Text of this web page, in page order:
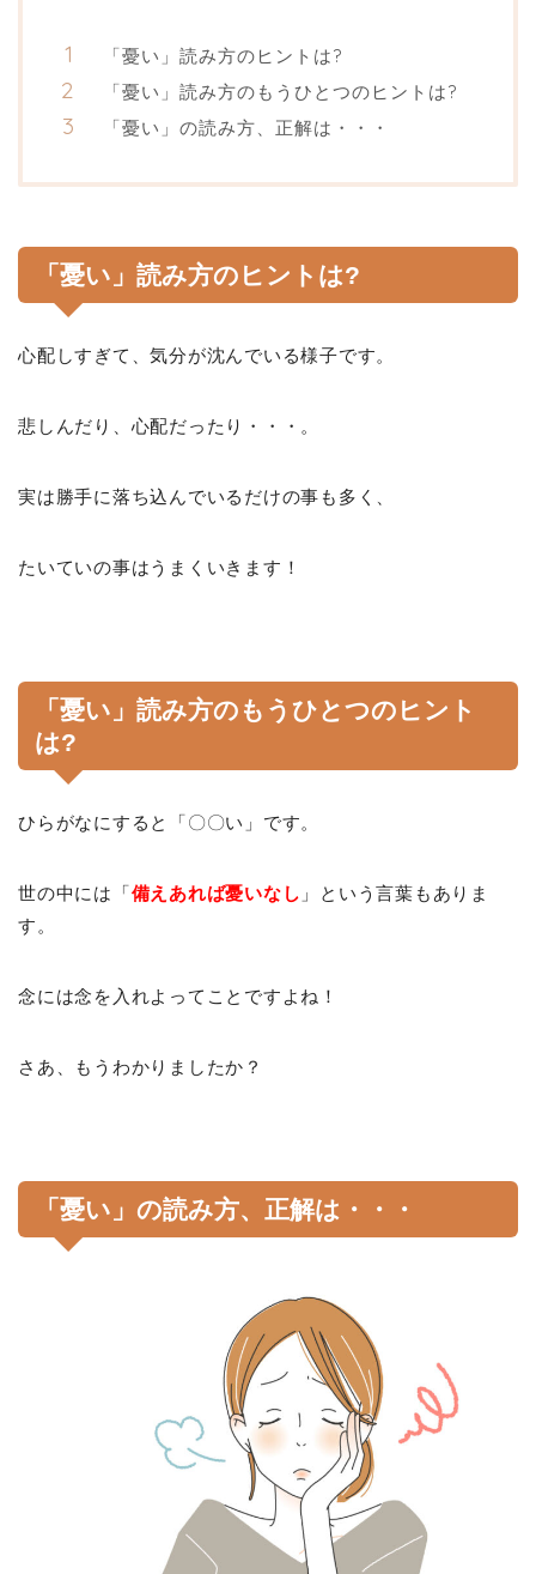
「憂い」読み方のヒントは?
「憂い」読み方のもうひとつのヒントは?
「憂い」の読み方、正解は・・・
「憂い」読み方のヒントは?
心配しすぎて、気分が沈んでいる様子です。
悲しんだり、心配だったり・・・。
実は勝手に落ち込んでいるだけの事も多く、
たいていの事はうまくいきます！
「憂い」読み方のもうひとつのヒント
は?
ひらがなにすると「〇〇い」です。
世の中には「備えあれば憂いなし 」という言葉もありま
す。
念には念を入れよってことですよね！
さあ、もうわかりましたか？
「憂い」の読み方、正解は・・・